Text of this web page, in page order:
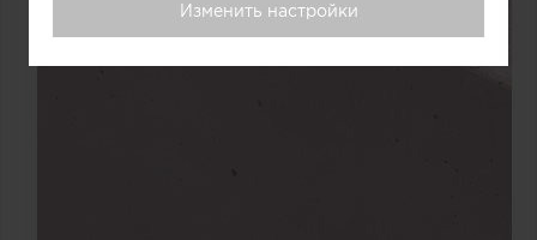
Изменить настройки